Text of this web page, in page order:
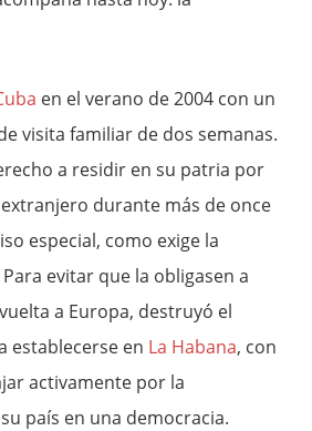
en el verano de 2004 con un
visita familiar de dos semanas.
a residir en su patria por
durante más de once
especial, como exige la
evitar que la obligasen a
a Europa, destruyó el
establecerse en La Habana, con
activamente por la
país en una democracia.